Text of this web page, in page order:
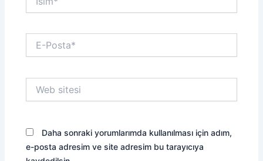
Posta*
sitesi
Daha sonraki yorumlarımda kullanılması için adım,
e-posta adresim ve site adresim bu tarayıcıya